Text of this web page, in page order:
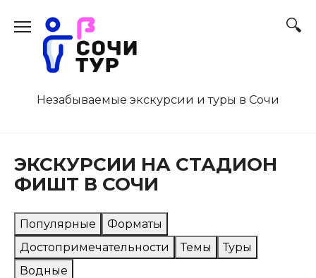
содержанию
Незабываемые экскурсии и туры в Сочи
ЭКСКУРСИИ НА СТАДИОН
ФИШТ В СОЧИ
Популярные
Форматы
Достопримечательности
Темы
Туры
Водные